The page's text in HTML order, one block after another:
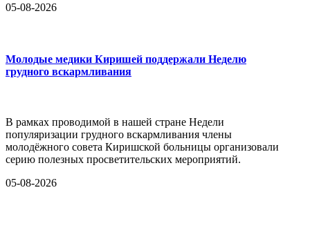
05-08-2026
Молодые медики Киришей поддержали Неделю
грудного вскармливания
В рамках проводимой в нашей стране Недели
популяризации грудного вскармливания члены
молодёжного совета Киришской больницы организовали
серию полезных просветительских мероприятий.
05-08-2026